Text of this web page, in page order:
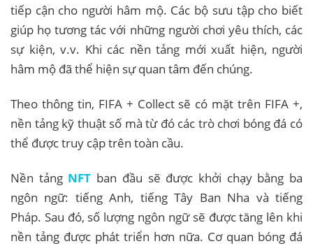
tiếp cận cho người hâm mộ. Các bộ sưu tập cho biết
giúp họ tương tác với những người chơi yêu thích, các
sự kiện, v.v. Khi các nền tảng mới xuất hiện, người
hâm mộ đã thể hiện sự quan tâm đến chúng.
Theo thông tin, FIFA + Collect sẽ có mặt trên FIFA +,
nền tảng kỹ thuật số mà từ đó các trò chơi bóng đá có
thể được truy cập trên toàn cầu.
Nền tảng NFT ban đầu sẽ được khởi chạy bằng ba
ngôn ngữ: tiếng Anh, tiếng Tây Ban Nha và tiếng
Pháp. Sau đó, số lượng ngôn ngữ sẽ được tăng lên khi
nền tảng được phát triển hơn nữa. Cơ quan bóng đá